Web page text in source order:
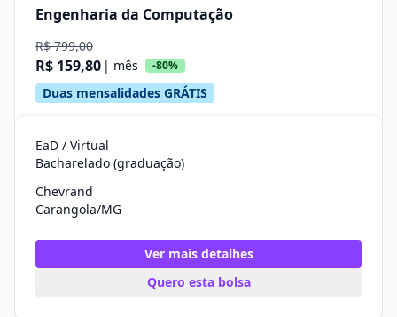
Engenharia da Computação
R$ 799,00
R$ 159,80 | mês -80%
Duas mensalidades GRÁTIS
EaD / Virtual
Bacharelado (graduação)
Chevrand
Carangola/MG
Ver mais detalhes
Quero esta bolsa